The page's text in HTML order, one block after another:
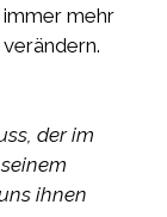
mehr
der im
ihnen